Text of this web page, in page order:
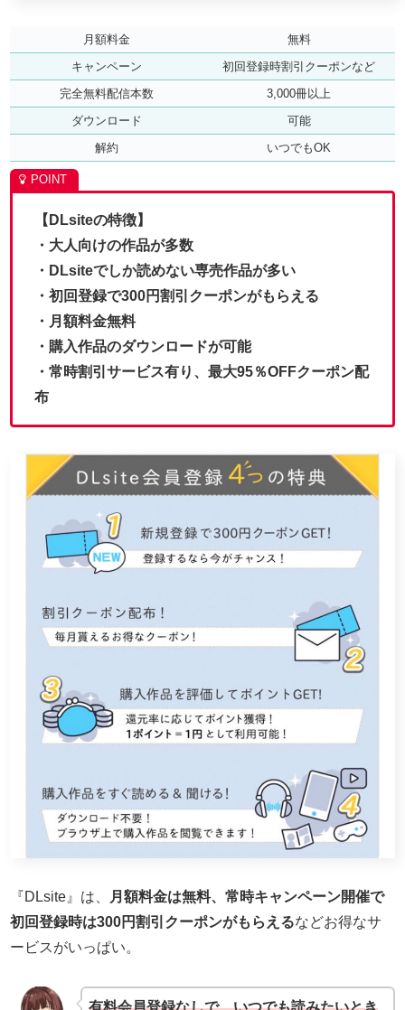
月額料金
無料
キャンペーン
初回登録時割引クーポンなど
完全無料配信本数
3,000冊以上
ダウンロード
可能
解約
いつでもOK
【DLsiteの特徴】
・大人向けの作品が多数
・DLsiteでしか読めない専売作品が多い
・初回登録で300円割引クーポンがもらえる
・月額料金無料
・購入作品のダウンロードが可能
・常時割引サービス有り、最大95％OFFクーポン配
布
『DLsite』は、
月額料金は無料、常時キャンペーン開催で
初回登録時は300円割引クーポンがもらえるなどお得なサ
ービスがいっぱい。
有料会員登録なしで、いつでも読みたいとき